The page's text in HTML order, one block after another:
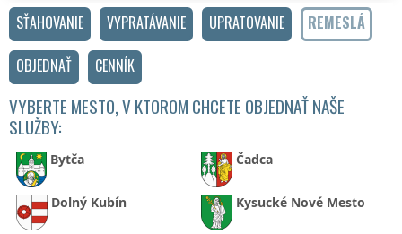
SŤAHOVANIE VYPRATÁVANIE UPRATOVANIE
REMESLÁ
OBJEDNAŤ
CENNÍK
VYBERTE MESTO, V KTOROM CHCETE OBJEDNAŤ NAŠE
SLUŽBY:
Bytča Čadca
Dolný Kubín Kysucké Nové Mesto